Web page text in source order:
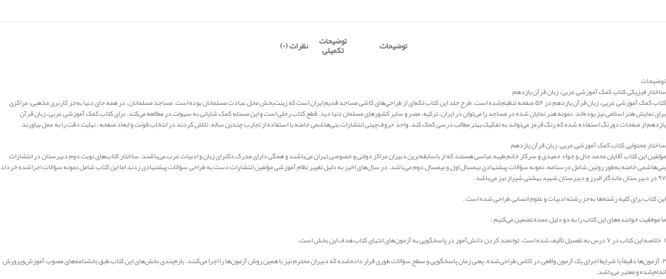
توضیحات توضیحات
تکمیلی نظرات (۰)
توضیحات
ساختار فیزیکی کتاب کمک آموزشی عربی، زبان قرآن یازدهم
کتاب کمک آموزشی عربی، زبان قرآن یازدهم در ۵۶ صفحه تنظیم‌شده است. طرح جلد این کتاب تکه‌ای از طراحی‌های کاشی مساجد قدیم ایران است که زینت‌بخش محل عبادت مسلمانان بوده است. مساجد مسلمانان، در همه جای دنیا به‌جز کاربری مذهبی، مراکزی
برای نمایش هنر اسلامی نیز بوده‌اند. نمونه هنر نمایان شده در مساجد را می‌توان در ایران، ترکیه، مصر و سایر کشورهای مسلمان دنیا دید. قطع کتاب رحلی است و این مسئله کمک شایانی به سهولت در مطالعه می‌کند. برای کتاب کمک آموزشی عربی، زبان قرآن
یازدهم از صفحات دورنگ استفاده ‌شده که رنگ قرمز می‌تواند به تفکیک بهتر مطالب درسی کمک کند. واحد حروف‌چینی انتشارات بنی‌هاشمی خامنه با استفاده از تجارب چندین ساله، تلاش کردند در انتخاب فونت و ابعاد صفحه ، نهایت دقت را به عمل بیاورند.
ساختار محتوایی کتاب کمک آموزشی عربی، زبان قرآن یازدهم
مؤلفین این کتاب آقایان محمد جال و جواد حمیدی و سرکار خانم طیبه عباسی هستند که از باسابقه‌ترین دبیران مراکز دولتی و خصوصی تهران می‌باشند و همگی دارای مدرک دکترای زبان و ادبیات عرب می‌باشند. ساختار کتاب‌های نوبت دوم دبیرستان در انتشارات
بنی‌هاشمی خامنه به‌طور روتین شامل درسنامه، نمونه سؤالات پیشنهادی نیمسال اول و نیمسال دوم می‌باشد. در سال‌های اخیر به دلیل تغییر نظام آموزشی مؤلفین انتشارات دست به طراحی سؤالات پیشنهادی زدند اما این کتاب شامل نمونه سؤالات اجراشده خرداد
۹۷ در دبیرستان ماندگار البرز و دبیرستان شهید بهشتی شیراز نیز می‌باشد.
این کتاب برای کلیه رشته‌ها به‌جز رشته ادبیات و علوم انسانی طراحی شده است .
ما موفقیت خواننده‌های این کتاب را به دو دلیل عمده تضمین می‌کنیم :
۱ – خلاصه این کتاب در ۷ درس به تفصیل تألیف شده است. توانمند کردن دانش‌آموز در پاسخگویی به آزمون‌های انتهای کتاب هدف این بخش است.
۲ – آزمون‌ها دقیقاً با شرایط اجرای یک آزمون واقعی در کلاس طراحی‌شده، یعنی زمان پاسخگویی و سطح سؤالات طوری قرار داده‌شده که دبیران محترم نیز با همین روش آزمون‌ها را اجرا می‌کنند. بارم‌بندی بخش‌های این کتاب طبق بخشنامه‌های مصوب آموزش‌وپرورش
انجام‌شده و معتبر می‌باشد.